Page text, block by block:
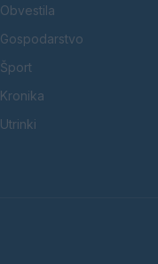
Obvestila
Gospodarstvo
Šport
Kronika
Utrinki